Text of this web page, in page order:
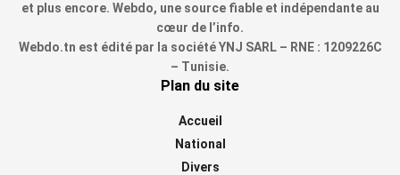
et plus encore. Webdo, une source fiable et indépendante au
cœur de l’info.
Webdo.tn est édité par la société YNJ SARL – RNE : 1209226C
– Tunisie.
Plan du site
Accueil
National
Divers